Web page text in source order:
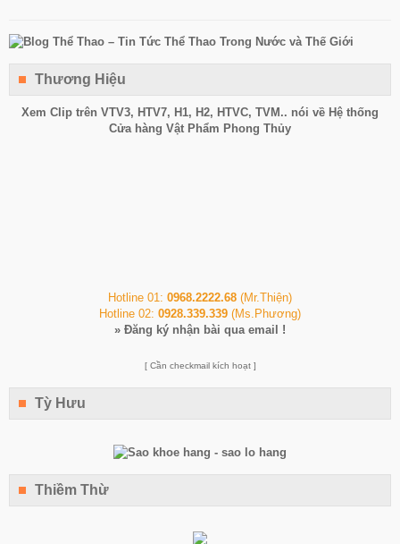
Thương Hiệu
Xem Clip trên VTV3, HTV7, H1, H2, HTVC, TVM.. nói về Hệ thống
Cửa hàng Vật Phẩm Phong Thủy
Hotline 01: 0968.2222.68 (Mr.Thiện)
Hotline 02: 0928.339.339 (Ms.Phương)
» Đăng ký nhận bài qua email !
[ Cần checkmail kích hoạt ]
Tỳ Hưu
Thiềm Thừ